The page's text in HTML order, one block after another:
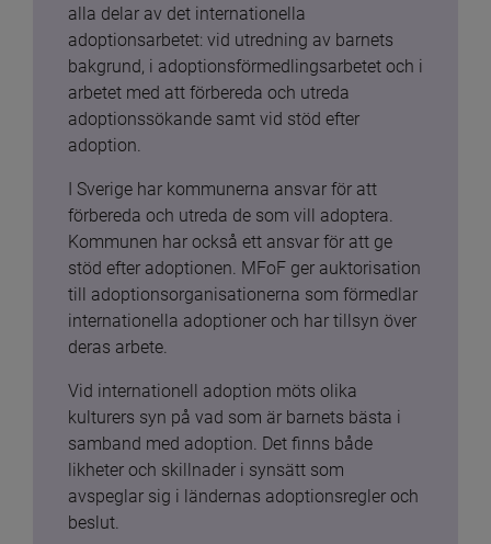
alla delar av det internationella
adoptionsarbetet: vid utredning av barnets
bakgrund, i adoptionsförmedlingsarbetet och i
arbetet med att förbereda och utreda
adoptionssökande samt vid stöd efter
adoption.
I Sverige har kommunerna ansvar för att
förbereda och utreda de som vill adoptera.
Kommunen har också ett ansvar för att ge
stöd efter adoptionen. MFoF ger auktorisation
till adoptionsorganisationerna som förmedlar
internationella adoptioner och har tillsyn över
deras arbete.
Vid internationell adoption möts olika
kulturers syn på vad som är barnets bästa i
samband med adoption. Det finns både
likheter och skillnader i synsätt som
avspeglar sig i ländernas adoptionsregler och
beslut.